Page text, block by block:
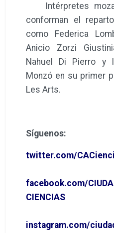
Intérpretes
conforman el
como Federica
Anicio Zorzi
Nahuel Di Pierro y
Monzó en su primer
Les Arts.
Síguenos:
twitter.com/
facebook.com/
CIENCIAS
instagram.com/